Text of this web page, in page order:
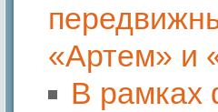
«Артем» и
В рамках